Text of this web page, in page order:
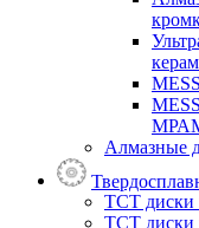
Алмазные
ТСТ диски
ТСТ диски